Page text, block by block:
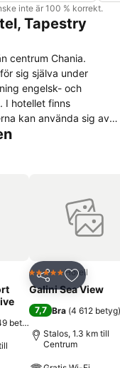
inte är 100 % korrekt.
Tapestry
centrum Chania.
sig själva under
engelsk- och
I hotellet finns
kan använda sig av
allmänna utrymmena.
Husets
Gästerna kan
(gratis). På
en biluthyrning,
omgivningen från
kan förbokas. Vid
På businesscentret
luftkonditionering och
avnjuta
som erbjuds har
eller en kingsize-säng.
i Mina Favoriter
betyg
Dela Lägg till
5 StjärnorHotell
Galini Sea View
7,7 Bra (4 612 betyg)
Stalos, 1.3 km till
Centrum